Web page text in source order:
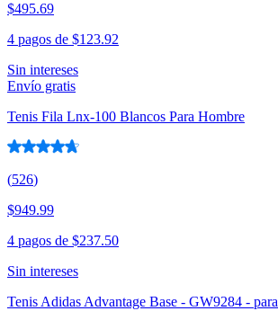
$495.69
4 pagos de $123.92
Sin intereses
Envío gratis
Tenis Fila Lnx-100 Blancos Para Hombre
(526)
$949.99
4 pagos de $237.50
Sin intereses
Tenis Adidas Advantage Base - GW9284 -